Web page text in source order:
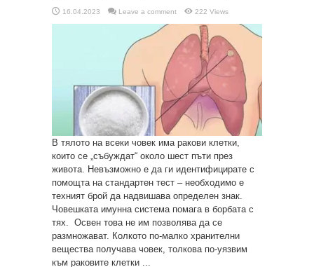
16.04.2023 Leave a comment 222 Views
В тялото на всеки човек има ракови клетки,
които се „събуждат“ около шест пъти през
живота. Невъзможно е да ги идентифицирате с
помощта на стандартен тест – необходимо е
техният брой да надвишава определен знак.
Човешката имунна система помага в борбата с
тях. Освен това не им позволява да се
размножават. Колкото по-малко хранителни
вещества получава човек, толкова по-уязвим
към раковите клетки ...